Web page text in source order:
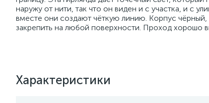
наружу от нити, так что он виден и с участка, и с
вместе они создают чёткую линию. Корпус
закрепить на любой поверхности. Проход хорошо
Характеристики